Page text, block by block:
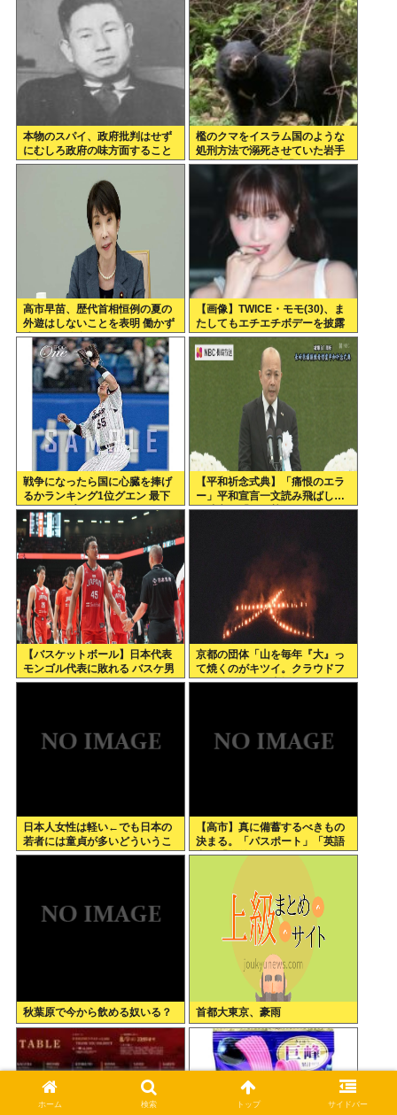
本物のスパイ、政府批判はせず
にむしろ政府の味方面すること
が判明
檻のクマをイスラム国のような
処刑方法で溺死させていた岩手
に批判殺到！ 岩手「こ、これは
岩手伝統の処刑方法なんよ…」
高市早苗、歴代首相恒例の夏の
外遊はしないことを表明 働かず
連日終日公邸のもよう
【画像】TWICE・モモ(30)、ま
たしてもエチエチボデーを披露
www
戦争になったら国に心臓を捧げ
るかランキング1位グエン 最下
位ジャップ
【平和祈念式典】「痛恨のエラ
ー」平和宣言一文読み飛ばし…
長崎市長「つい熱くなって」
【バスケットボール】日本代表
モンゴル代表に敗れる バスケ男
子
京都の団体「山を毎年『大』っ
て焼くのがキツイ。クラウドフ
ァンディングで支援してくださ
日本人女性は軽い←でも日本の
若者には童貞が多いどういうこ
とや？
【高市】真に備蓄するべきもの
決まる。「パスポート」「英語
力」「海外からアクセスして日
秋葉原で今から飲める奴いる？ 首都大東京、豪雨
ホーム 検索 トップ サイドバー